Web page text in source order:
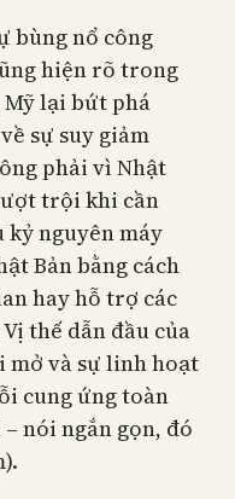
bùng nổ công
hiện rõ trong
Mỹ lại bứt phá
sự suy giảm
phải vì Nhật
trội khi cần
nguyên máy
Bản bằng cách
hay hỗ trợ các
thế dẫn đầu của
mở và sự linh hoạt
cung ứng toàn
nói ngắn gọn, đó